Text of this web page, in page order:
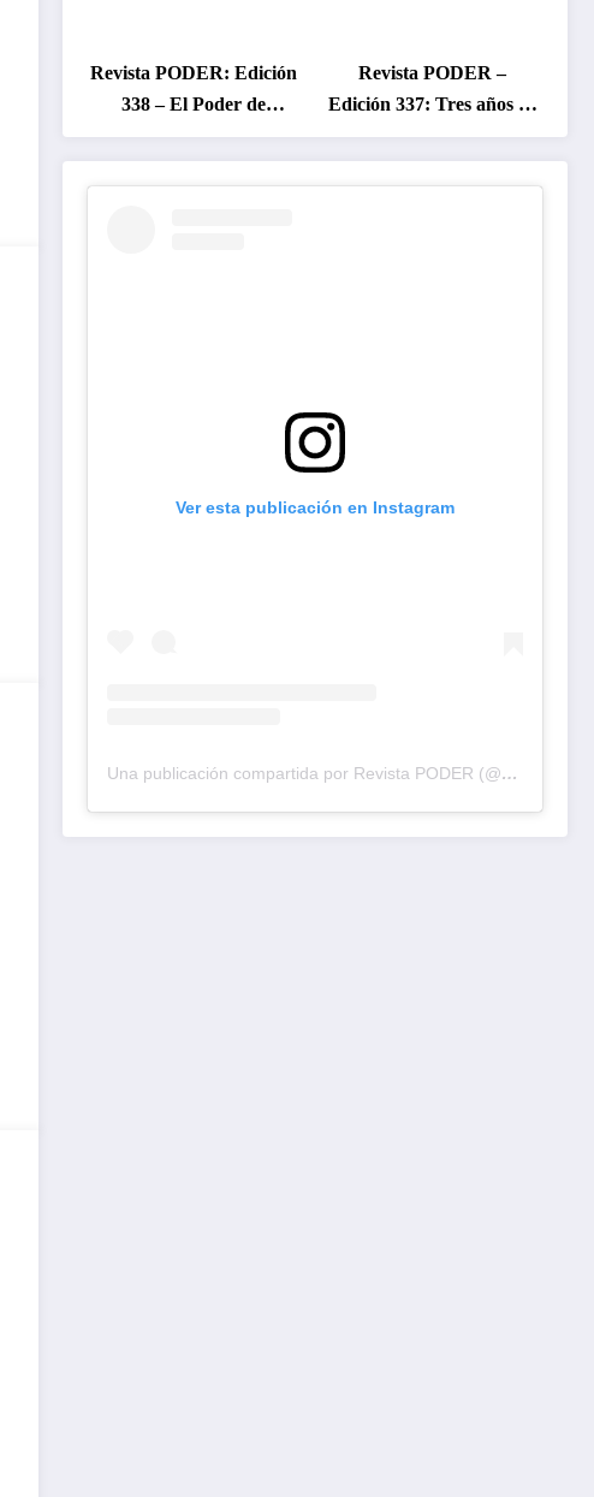
Revista PODER: Edición
338 – El Poder de
Colombia en Disputa
2026
Revista PODER –
Edición 337: Tres años de
gobierno Petro, entre el
cambio prometido y el
Ver esta publicación en Instagram
Una publicación compartida por Revista PODER (@revistapodercol)